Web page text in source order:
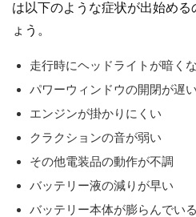
は以下のような症状が出始め
ょう。
走行時にヘッドライトが暗く
パワーウィンドウの開閉が遅い
エンジンが掛かりにくい
クラクションの音が弱い
その他電装品の動作が不調
バッテリー液の減りが早い
バッテリー本体が膨らんでいる